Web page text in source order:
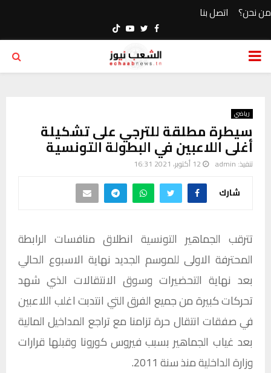
من نحن؟ اتصل بنا
Facebook
Twitter
Youtube
PRIMARY
رياضي
سيطرة مطلقة للترجي على تشكيلة
أغلى اللاعبين في البطولة التونسية
تنفيذ: admin 12 أكتوبر، 2021 16:31
شارك
تترقب الجماهير التونسية انطلاق منافسات الرابطة
المحترفة الاولى للموسم الجديد نهاية الاسبوع الحالي
بعد نهاية التحضيرات وسوق الانتقالات الذي شهد
تحركات كبيرة من جميع الفرق التي انتدبت اغلب اللاعبين
في صفقات انتقال حرة تزامنا مع تراجع المداخيل المالية
بعد غياب الجماهير بسبب فيروس كورونا وقبلها قرارات
وزارة الداخلية منذ سنة 2011.